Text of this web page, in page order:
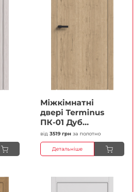
Міжкімнатні
двері Terminus
ПК-01 Дуб
класичний Глухі
Плівка
від 3519 грн за полотно
Детальніше